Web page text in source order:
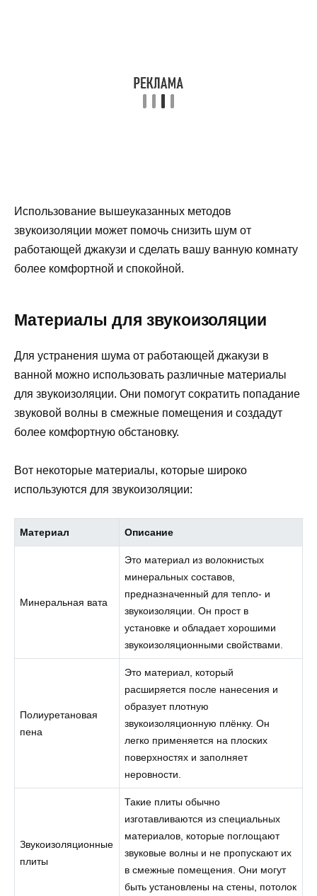
Использование вышеуказанных методов
звукоизоляции может помочь снизить шум от
работающей джакузи и сделать вашу ванную комнату
более комфортной и спокойной.
Материалы для звукоизоляции
Для устранения шума от работающей джакузи в
ванной можно использовать различные материалы
для звукоизоляции. Они помогут сократить попадание
звуковой волны в смежные помещения и создадут
более комфортную обстановку.
Вот некоторые материалы, которые широко
используются для звукоизоляции:
Материал Описание
Минеральная вата
Это материал из волокнистых
минеральных составов,
предназначенный для тепло- и
звукоизоляции. Он прост в
установке и обладает хорошими
звукоизоляционными свойствами.
Полиуретановая
пена
Это материал, который
расширяется после нанесения и
образует плотную
звукоизоляционную плёнку. Он
легко применяется на плоских
поверхностях и заполняет
неровности.
Звукоизоляционные
плиты
Такие плиты обычно
изготавливаются из специальных
материалов, которые поглощают
звуковые волны и не пропускают их
в смежные помещения. Они могут
быть установлены на стены, потолок